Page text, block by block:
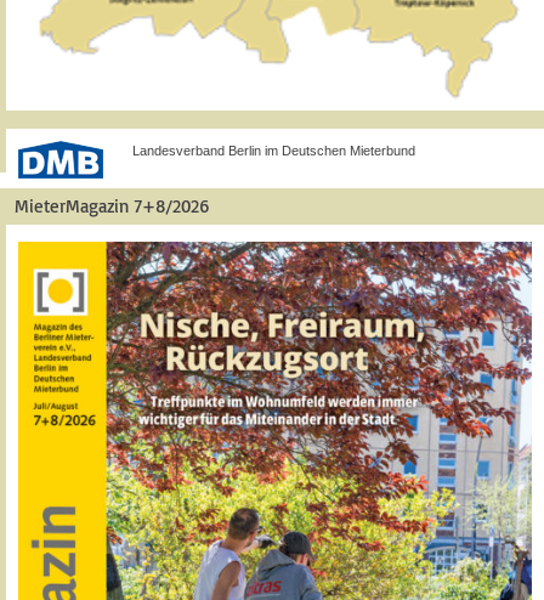
Landesverband Berlin im Deutschen Mieterbund
MieterMagazin 7+8/2026